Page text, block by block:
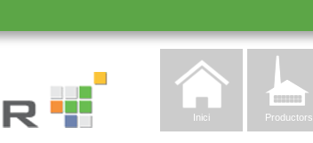
Inici Productors